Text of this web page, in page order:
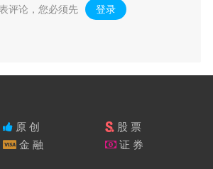
评论，您必须先 登录 。
原 创
股 票
金 融
证 券